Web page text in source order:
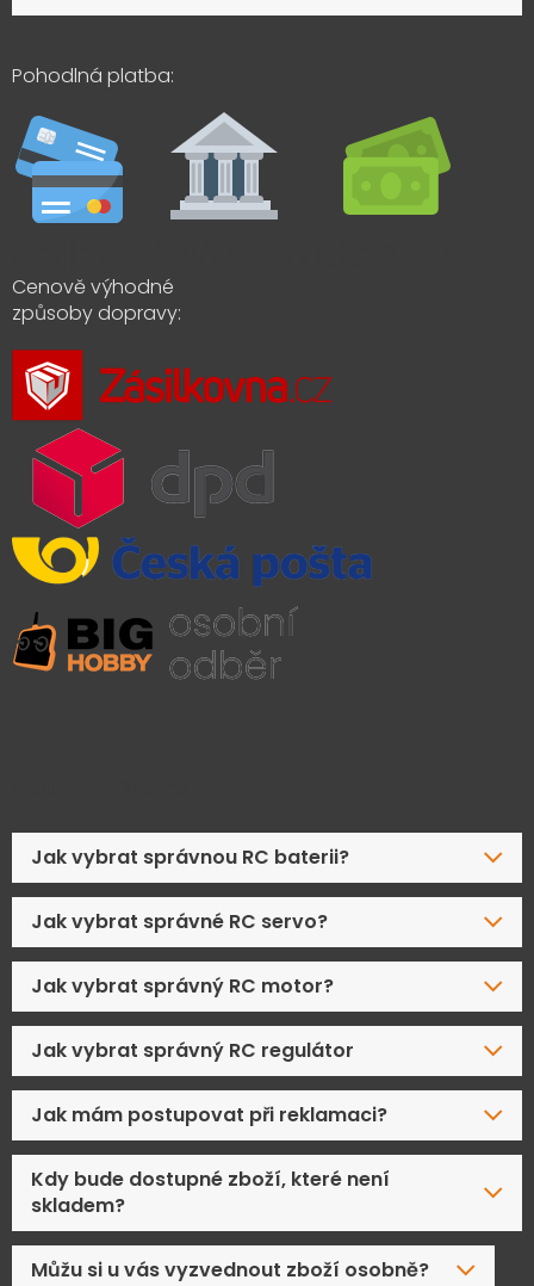
Pohodlná platba:
Cenově výhodné
způsoby dopravy:
Jak vybrat správnou RC baterii?
Jak vybrat správné RC servo?
Jak vybrat správný RC motor?
Jak vybrat správný RC regulátor
Jak mám postupovat při reklamaci?
Kdy bude dostupné zboží, které není
skladem?
Můžu si u vás vyzvednout zboží osobně?